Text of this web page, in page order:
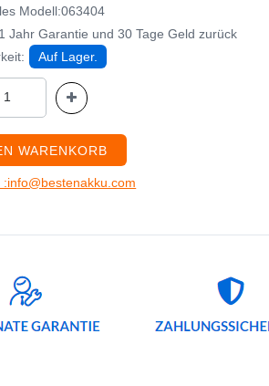
Modell:063404
Jahr Garantie und 30 Tage Geld zurück
Auf Lager.
WARENKORB
:info@bestenakku.com